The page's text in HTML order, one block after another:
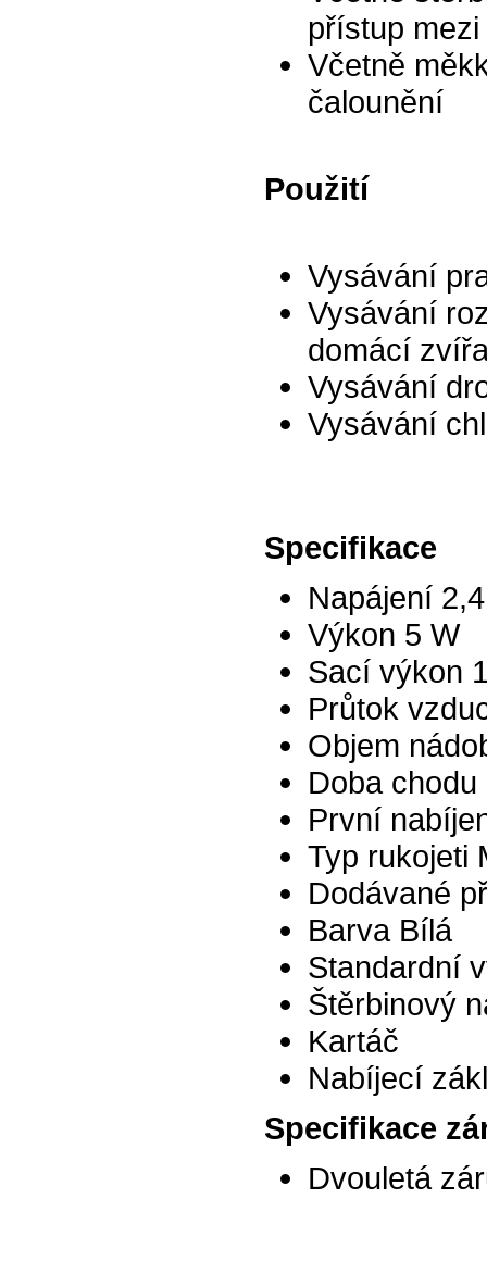
přístup
Včetně
čalounění
Použití
Vysávání
Vysávání
domácí
Vysávání
Vysávání
Specifikace
Napájení
Výkon 5 W
Sací výkon
Průtok
Objem
Doba chodu
První
Typ rukojeti
Dodávané
Barva Bílá
Standardní
Štěrbinový
Kartáč
Nabíjecí
Specifikace
Dvouletá